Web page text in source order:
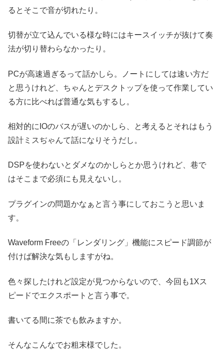
るとそこで音が切れたり。
切替が立て込んでいる様な時にはキースイッチが抜けて奏
法が切り替わらなかったり。
PCが高速過ぎるって話かしら。ノートにしては速い方だ
と思うけれど、ちゃんとデスクトップを使って作業してい
る方に比べれば普通な気もするし。
相対的にIOのバスが遅いのかしら、と考えるとそれはもう
設計ミスぢゃんて話になりそうだし。
DSPを使わないとダメなのかしらとか思うけれど、巷で
はそこまで必須にも見えないし。
プラグインの問題かなぁと言う事にしておこうと思いま
す。
Waveform Freeの「レンダリング」機能にスピード調節が
付けば解決な気もしますがね。
色々探したけれど設定が見つからないので、今回も1Xス
ピードでエクスポートと言う事で。
書いてる間に茶でも飲みますか。
そんなこんなでお粗末様でした。